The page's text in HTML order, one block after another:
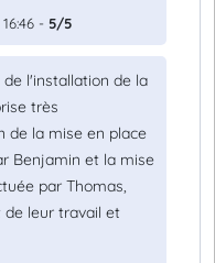
- 5/5
l'installation de la
très
de la mise en place
Benjamin et la mise
par Thomas,
de leur travail et